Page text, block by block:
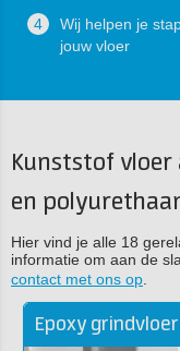
4
Wij helpen je
jouw vloer
Kunststof vloer
en
Hier vind je alle 18
informatie om aan de
contact met ons op
Epoxy